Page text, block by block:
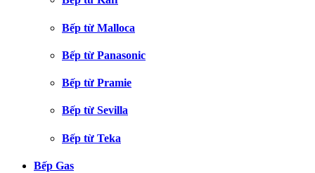
Bếp từ Malloca
Bếp từ Panasonic
Bếp từ Pramie
Bếp từ Sevilla
Bếp từ Teka
Bếp Gas